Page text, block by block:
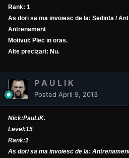
Rank: 1
As dori sa ma invoiesc de la: Sedinta /
Antrenament
Motivul: Plec in oras.
Alte precizari: Nu.
P A U L I K
Posted April 9, 2013
Nick:PauLiK.
Level:15
Rank:1
As dori sa ma invoiesc de la: